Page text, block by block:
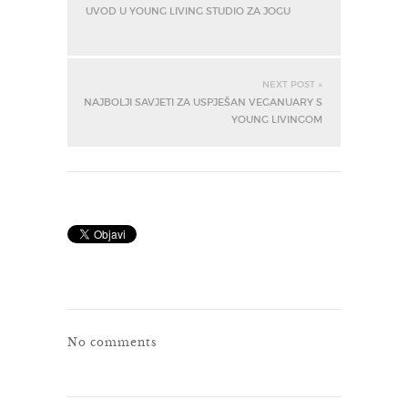
UVOD U YOUNG LIVING STUDIO ZA JOGU
NEXT POST »
NAJBOLJI SAVJETI ZA USPJEŠAN VEGANUARY S
YOUNG LIVINGOM
No comments